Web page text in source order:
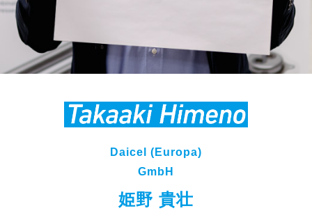
Daicel (Europa)
GmbH
姫野 貴壮